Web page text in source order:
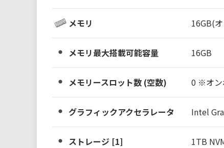
メモリ 16GB(
メモリ最大搭載可能容量 16GB
メモリースロット数 (空数) 0 ※オン
グラフィックアクセラレータ Intel
ストレージ [1] 1TB